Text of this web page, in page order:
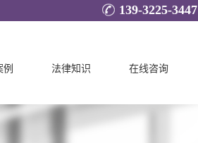
139-3225-3447
例 法律知识 在线咨询